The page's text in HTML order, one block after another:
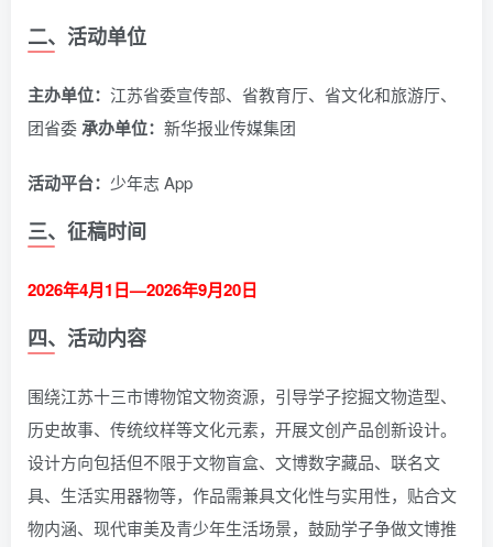
二、活动单位
主办单位： 江苏省委宣传部、省教育厅、省文化和旅游厅、
团省委承办单位： 新华报业传媒集团
活动平台： 少年志 App
三、征稿时间
2026年4月1日—2026年9月20日
四、活动内容
围绕江苏十三市博物馆文物资源，引导学子挖掘文物造型、
历史故事、传统纹样等文化元素，开展文创产品创新设计。
设计方向包括但不限于文物盲盒、文博数字藏品、联名文
具、生活实用器物等，作品需兼具文化性与实用性，贴合文
物内涵、现代审美及青少年生活场景，鼓励学子争做文博推